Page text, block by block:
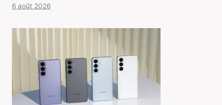
6 août 2026